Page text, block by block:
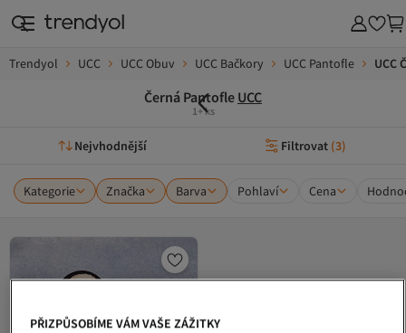
Trendyol UCC UCC Obuv UCC Bačkory UCC Pantofle UCC
Černá Pantofle UCC
1+ ks
Nejvhodnější Filtrovat (3)
Kategorie Značka Barva Pohlaví Cena
PŘIZPŮSOBÍME VÁM VAŠE ZÁŽITKY